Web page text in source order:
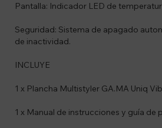
Pantalla: Indicador LED de
Seguridad: Sistema de apagado
de inactividad.
INCLUYE
1 x Plancha Multistyler GA.MA Uniq
1 x Manual de instrucciones y guía de